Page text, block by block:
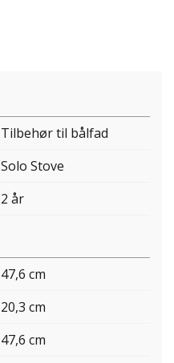
Tilbehør til bålfad
Solo Stove
2 år
47,6 cm
20,3 cm
47,6 cm